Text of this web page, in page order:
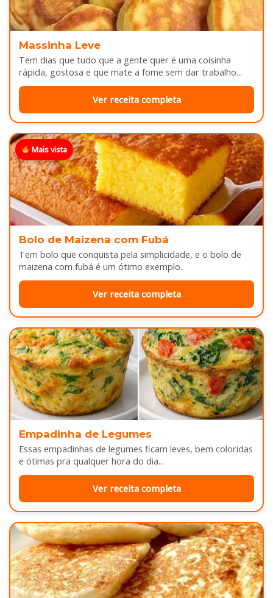
Massinha Leve
Tem dias que tudo que a gente quer é uma coisinha
rápida, gostosa e que mate a fome sem dar trabalho...
Ver receita completa
Mais vista
Bolo de Maizena com Fubá
Tem bolo que conquista pela simplicidade, e o bolo de
maizena com fubá é um ótimo exemplo..
Ver receita completa
Empadinha de Legumes
Essas empadinhas de legumes ficam leves, bem coloridas
e ótimas pra qualquer hora do dia...
Ver receita completa